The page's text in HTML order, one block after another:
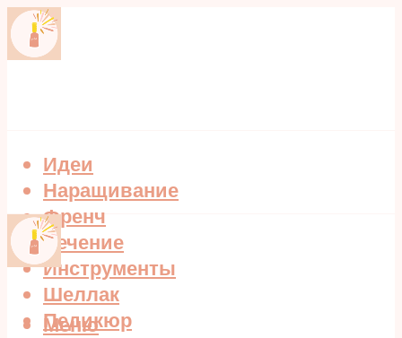
Идеи
Наращивание
Френч
Лечение
Инструменты
Шеллак
Педикюр
Меню